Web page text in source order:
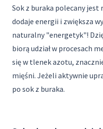
Sok z buraka polecany
dodaje energii i zwiększa
naturalny "energetyk"!
biorą udział w procesach
się w tlenek azotu,
mięśni. Jeżeli aktywnie
po sok z buraka.